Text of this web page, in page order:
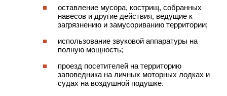
оставление мусора, кострищ, собранных
навесов и другие действия, ведущие к
загрязнению и замусориванию территории;
использование звуковой аппаратуры на
полную мощность;
проезд посетителей на территорию
заповедника на личных моторных лодках и
судах на воздушной подушке.